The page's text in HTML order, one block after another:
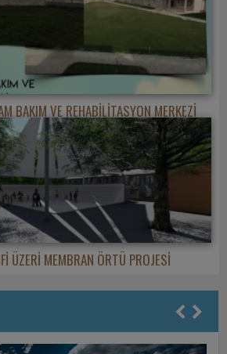
BAKIM VE REHABİLİTASYON MERKEZİ
ÜZERİ MEMBRAN ÖRTÜ PROJESİ